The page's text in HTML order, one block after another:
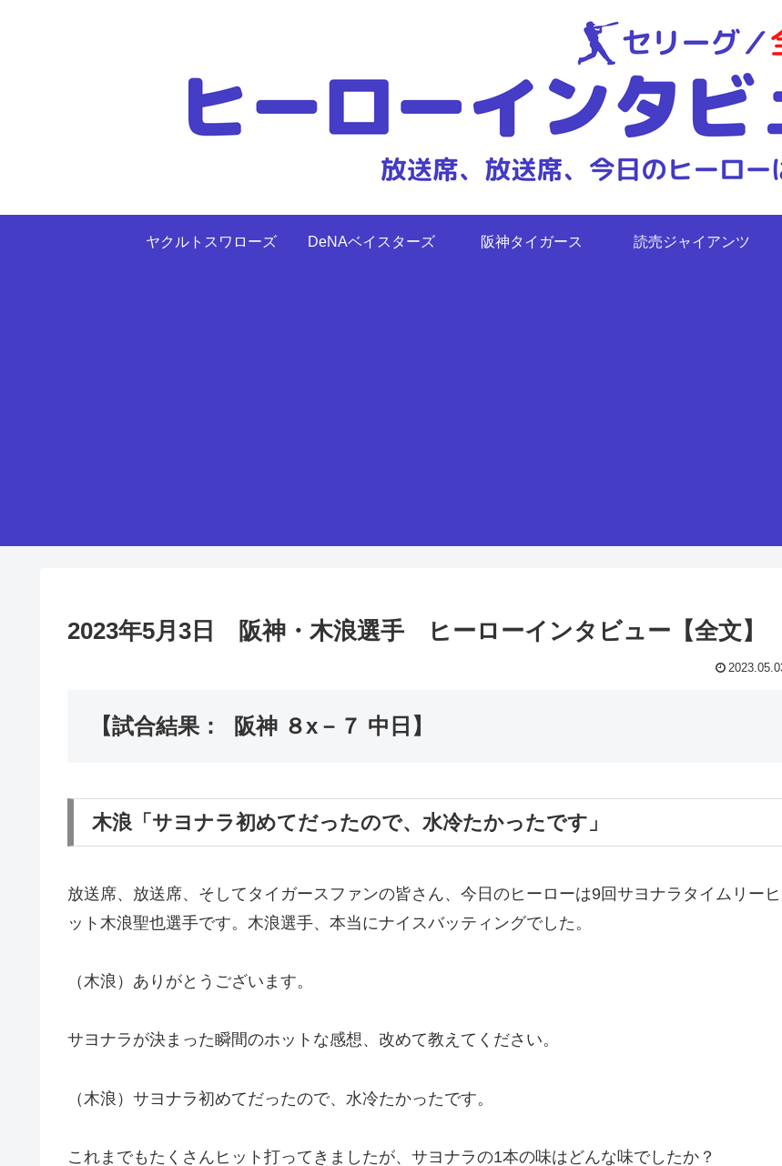
ヤクルトスワローズ DeNAベイスターズ 阪神タイガース 読売ジャイアンツ
2023年5月3日 阪神・木浪選手 ヒーローインタビュー【全文】
【試合結果： 阪神 ８x－７ 中日】
木浪「サヨナラ初めてだったので、水冷たかったです」
放送席、放送席、そしてタイガースファンの皆さん、今日のヒーローは9回サヨナラタイムリーヒ
ット木浪聖也選手です。木浪選手、本当にナイスバッティングでした。
（木浪）ありがとうございます。
サヨナラが決まった瞬間のホットな感想、改めて教えてください。
（木浪）サヨナラ初めてだったので、水冷たかったです。
これまでもたくさんヒット打ってきましたが、サヨナラの1本の味はどんな味でしたか？